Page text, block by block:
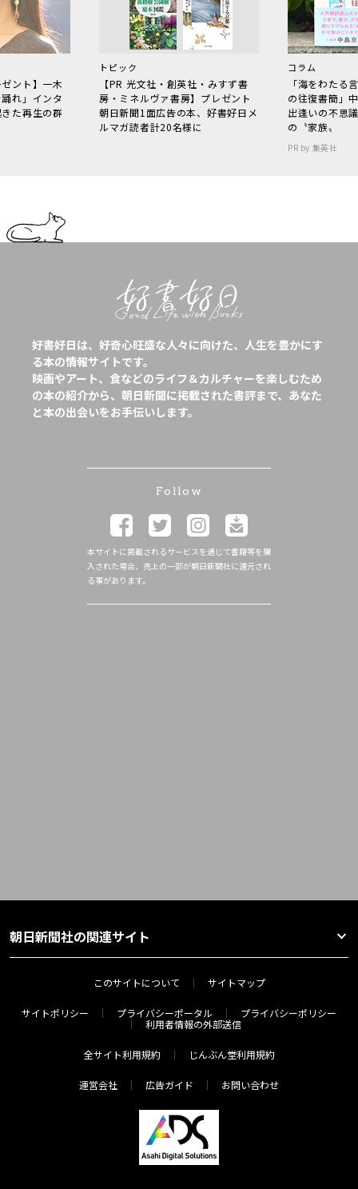
ント】一木
れ」インタ
た再生の群
トピック
【PR 光文社・創英社・みすず書
房・ミネルヴァ書房】プレゼント
朝日新聞1面広告の本、好書好日メ
ルマガ読者計20名様に
コラム
「海をわた
の往復書簡」
出逢いの不思
の〝家族〟
PR by 集英社
好書好日は、好奇心旺盛な人々に向けた、人生を豊かにす
る本の情報サイトです。
映画やアート、食などのライフ＆カルチャーを楽しむため
の本の紹介から、朝日新聞に掲載された書評まで、あなた
と本の出会いをお手伝いします。
Follow
本サイトに掲載されるサービスを通じて書籍等を購
入された場合、売上の一部が朝日新聞社に還元され
る事があります。
朝日新聞社の関連サイト
このサイトについて サイトマップ
サイトポリシー プライバシーポータル
プライバシーポリシー
利用者情報の外部送信
全サイト利用規約 じんぶん堂利用規約
運営会社 広告ガイド お問い合わせ